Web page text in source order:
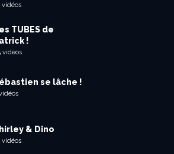
vidéos
TUBES de
!
vidéos
se lâche !
& Dino
vidéos